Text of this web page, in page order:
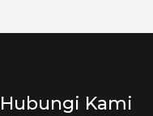
Hubungi Kami